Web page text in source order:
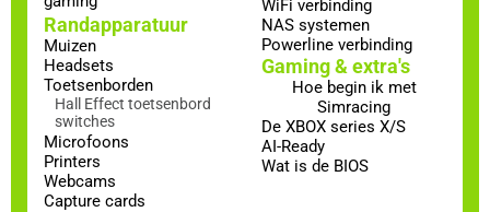
Randapparatuur
Muizen
Headsets
Toetsenborden
Hall Effect toetsenbord
switches
Microfoons
Printers
Webcams
Capture cards
WiFi verbinding
NAS systemen
Powerline verbinding
Gaming & extra's
Hoe begin ik met
Simracing
De XBOX series X/S
AI-Ready
Wat is de BIOS